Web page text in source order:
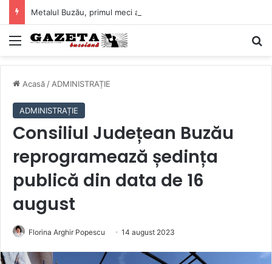
Mediu
Acasă / ADMINISTRAȚIE
ADMINISTRAȚIE
Consiliul Județean Buzău
reprogramează ședința
publică din data de 16
august
Florina Arghir Popescu 14 august 2023